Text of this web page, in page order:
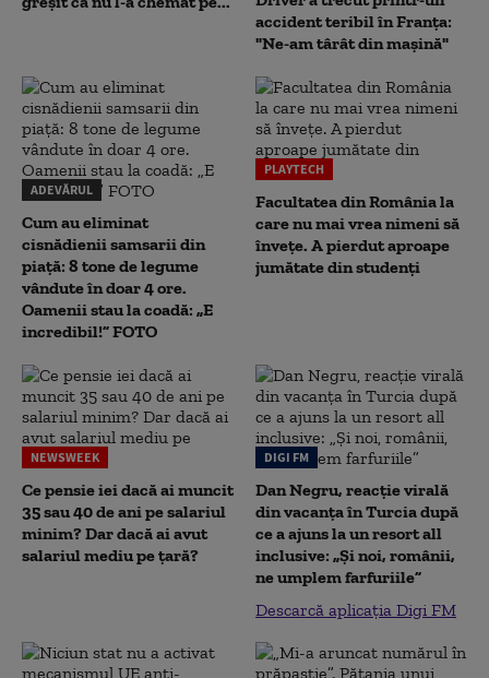
accident teribil în Franța:
"Ne-am târât din mașină"
ADEVĂRUL
Cum au eliminat
cisnădienii samsarii din
piață: 8 tone de legume
vândute în doar 4 ore.
Oamenii stau la coadă: „E
incredibil!” FOTO
PLAYTECH
Facultatea din România la
care nu mai vrea nimeni să
înveţe. A pierdut aproape
jumătate din studenţi
NEWSWEEK
Ce pensie iei dacă ai muncit
35 sau 40 de ani pe salariul
minim? Dar dacă ai avut
salariul mediu pe țară?
DIGI FM
Dan Negru, reacție virală
din vacanța în Turcia după
ce a ajuns la un resort all
inclusive: „Și noi, românii,
ne umplem farfuriile”
Descarcă aplicația Digi FM